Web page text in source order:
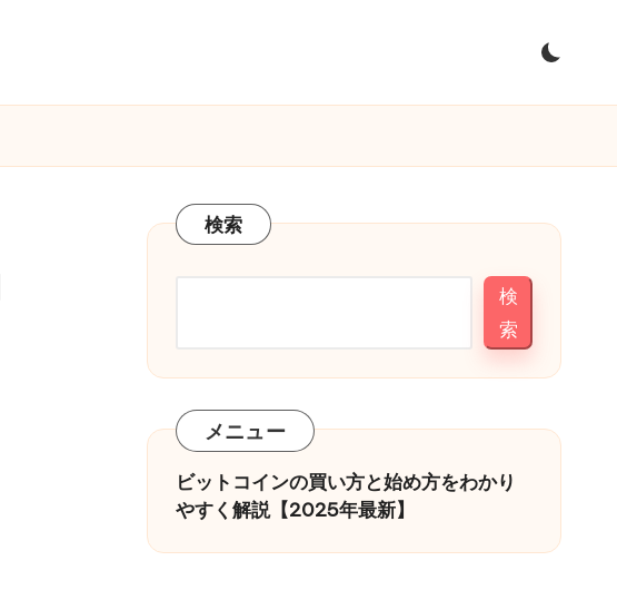
検索
検
索
メニュー
ビットコインの買い方と始め方をわかり
やすく解説【2025年最新】